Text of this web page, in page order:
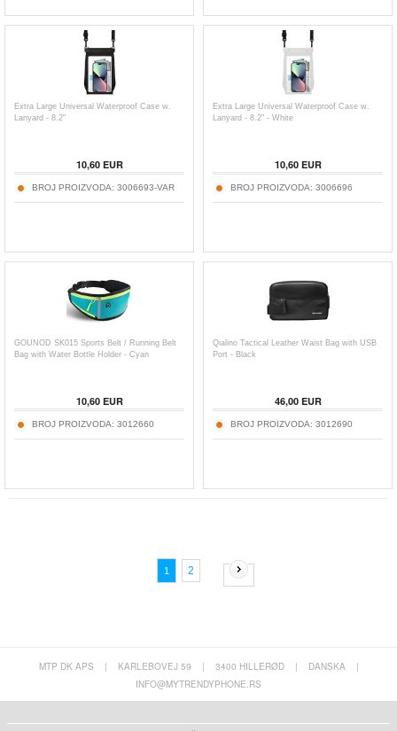
Extra Large Universal Waterproof Case w.
Lanyard - 8.2"
10,60EUR
BROJ PROIZVODA: 3006693-VAR
Extra Large Universal Waterproof Case w.
Lanyard - 8.2" - White
10,60EUR
BROJ PROIZVODA: 3006696
GOUNOD SK015 Sports Belt / Running Belt
Bag with Water Bottle Holder - Cyan
10,60EUR
BROJ PROIZVODA: 3012660
Qialino Tactical Leather Waist Bag with USB
Port - Black
46,00EUR
BROJ PROIZVODA: 3012690
1 2
MTP DK APS | KARLEBOVEJ 59 | 3400 HILLERØD | DANSKA
|
INFO@MYTRENDYPHONE.RS